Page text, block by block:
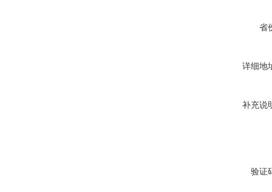
省
详细地
补充说
验证